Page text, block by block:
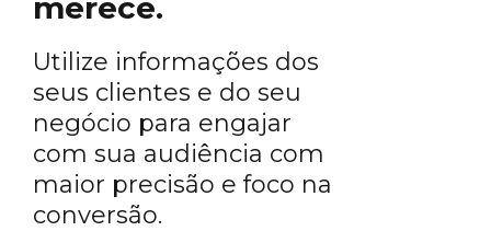
merece.
Utilize informações dos
seus clientes e do seu
negócio para engajar
com sua audiência com
maior precisão e foco na
conversão.